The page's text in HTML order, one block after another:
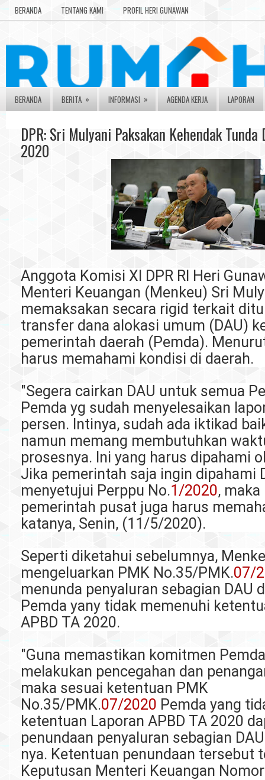
BERANDA TENTANG KAMI PROFIL HERI GUNAWAN
BERANDA BERITA » INFORMASI » AGENDA KERJA LAPORAN
DPR: Sri Mulyani Paksakan Kehendak
2020
Anggota Komisi XI DPR RI Heri
Menteri Keuangan (Menkeu) Sri
memaksakan secara rigid terkait
transfer dana alokasi umum (DAU)
pemerintah daerah (Pemda).
harus memahami kondisi di daerah.
"Segera cairkan DAU untuk semua
Pemda yg sudah menyelesaikan
persen. Intinya, sudah ada iktikad
namun memang membutuhkan
prosesnya. Ini yang harus dipahami
Jika pemerintah saja ingin dipahami
menyetujui Perppu No.1/2020,
pemerintah pusat juga harus
katanya, Senin, (11/5/2020).
Seperti diketahui sebelumnya,
mengeluarkan PMK No.35/PMK.07/
menunda penyaluran sebagian DAU
Pemda yany tidak memenuhi
APBD TA 2020.
"Guna memastikan komitmen
melakukan pencegahan dan
maka sesuai ketentuan PMK
No.35/PMK.07/2020 Pemda yang
ketentuan Laporan APBD TA 2020
penundaan penyaluran sebagian
nya. Ketentuan penundaan tersebut
Keputusan Menteri Keuangan Nomor